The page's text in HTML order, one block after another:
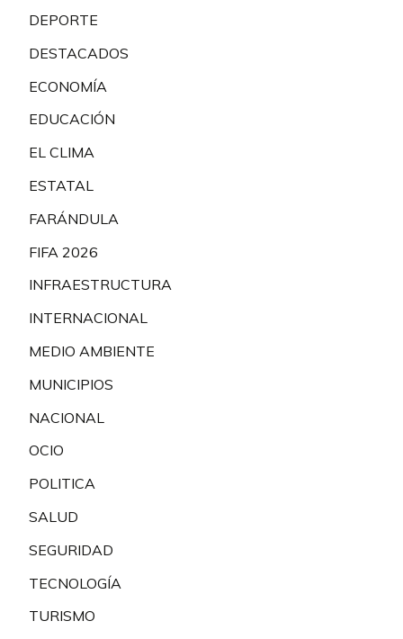
DEPORTE
DESTACADOS
ECONOMÍA
EDUCACIÓN
EL CLIMA
ESTATAL
FARÁNDULA
FIFA 2026
INFRAESTRUCTURA
INTERNACIONAL
MEDIO AMBIENTE
MUNICIPIOS
NACIONAL
OCIO
POLITICA
SALUD
SEGURIDAD
TECNOLOGÍA
TURISMO